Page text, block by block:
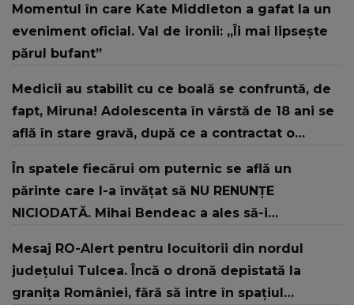
Momentul în care Kate Middleton a gafat la un
eveniment oficial. Val de ironii: „Îi mai lipsește
părul bufant”
Medicii au stabilit cu ce boală se confruntă, de
fapt, Miruna! Adolescenta în vârstă de 18 ani se
află în stare gravă, după ce a contractat o
În spatele fiecărui om puternic se află un
părinte care l-a învățat să NU RENUNȚE
NICIODATĂ. Mihai Bendeac a ales să-i
emoționant: "Ai făcut pentru copiii tăi lucruri pe
care eu nu aș fi fost în stare să le fac..."
Mesaj RO-Alert pentru locuitorii din nordul
județului Tulcea. Încă o dronă depistată la
granița României, fără să intre în spațiul